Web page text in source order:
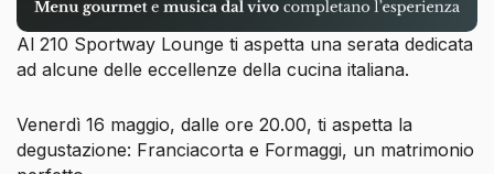
Al 210 Sportway Lounge ti aspetta una serata dedicata
ad alcune delle eccellenze della cucina italiana.
Venerdì 16 maggio, dalle ore 20.00, ti aspetta la
degustazione: Franciacorta e Formaggi, un matrimonio